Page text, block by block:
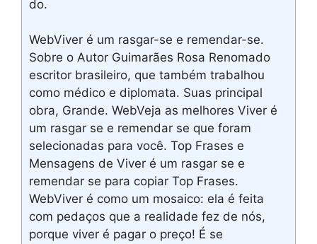
do.
WebViver é um rasgar-se e remendar-se.
Sobre o Autor Guimarães Rosa Renomado
escritor brasileiro, que também trabalhou
como médico e diplomata. Suas principal
obra, Grande. WebVeja as melhores Viver é
um rasgar se e remendar se que foram
selecionadas para você. Top Frases e
Mensagens de Viver é um rasgar se e
remendar se para copiar Top Frases.
WebViver é como um mosaico: ela é feita
com pedaços que a realidade fez de nós,
porque viver é pagar o preço! É se